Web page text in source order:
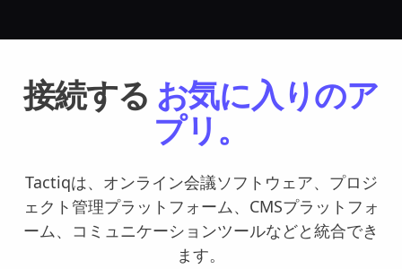
接続する お気に入りのア
プリ。
Tactiqは、オンライン会議ソフトウェア、プロジ
ェクト管理プラットフォーム、CMSプラットフォ
ーム、コミュニケーションツールなどと統合でき
ます。